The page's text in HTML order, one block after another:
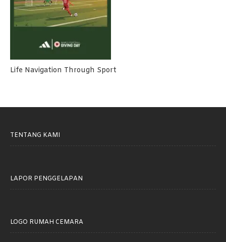
Life Navigation Through Sport
TENTANG KAMI
LAPOR PENGGELAPAN
LOGO RUMAH CEMARA